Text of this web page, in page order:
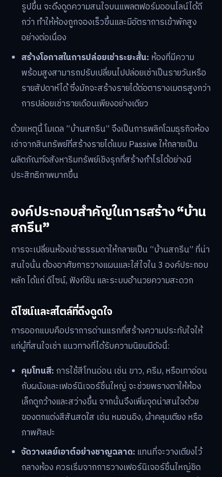
รูปขึ้น จะดึงดูดความสนใจบนแพลตฟอร์มออนไลน์ได้ดี
กว่า ทำให้ห้องถูกจองเร็วขึ้นและมีอัตราการเข้าพักสูง
อย่างต่อเนื่อง
สร้างโอกาสในการปล่อยเช่าระยะสั้น: ห้องที่มีความ
พร้อมสูงสามารถปรับเปลี่ยนไปปล่อยเช่าเป็นรายวันหรือ
รายสัปดาห์ได้ ซึ่งมักจะสร้างรายได้ต่อตารางเมตรสูงกว่า
การปล่อยเช่ารายเดือนเพียงอย่างเดียว
ด้วยเหตุนี้ โมเดล “บ้านสกรีน” จึงเป็นการพลิกโฉมธุรกิจห้อง
เช่าจากสินทรัพย์ที่สร้างรายได้แบบ Passive ให้กลายเป็น
ผลิตภัณฑ์อสังหาริมทรัพย์เชิงรุกที่สร้างกำไรได้อย่างมี
ประสิทธิภาพมากขึ้น
องค์ประกอบสำคัญในการสร้าง “บ้าน
สกรีน”
การจะเปลี่ยนห้องเช่าธรรมดาให้กลายเป็น “บ้านสกรีน” ที่น่า
สนใจนั้น ต้องอาศัยการวางแผนและใส่ใจใน 3 องค์ประกอบ
หลัก ได้แก่ ดีไซน์, ฟังก์ชัน และระบบอำนวยความสะดวก
ดีไซน์และสไตล์ที่ดึงดูดใจ
การออกแบบคือปราการด่านแรกที่สร้างความประทับใจให้
แก่ผู้ที่สนใจเช่า แนวทางที่ได้รับความนิยมมีดังนี้:
คุมโทนสี: การใช้สีโทนอ่อน เช่น ขาว, ครีม, หรือเทาอ่อน
กับผนังและเฟอร์นิเจอร์ชิ้นใหญ่ จะช่วยพรางตาให้ห้อง
เล็กดูกว้างและสว่างขึ้น จากนั้นจึงเพิ่มจุดน่าสนใจด้วย
ของตกแต่งสีสันสดใส เช่น หมอนอิง, ผ้าคลุมเตียง หรือ
ภาพศิลปะ
จัดวางเลย์เอาต์อย่างชาญฉลาด: แทนที่จะวางเตียงไว้
กลางห้อง ควรเริ่มจากการวางเฟอร์นิเจอร์ชิ้นใหญ่ชิด